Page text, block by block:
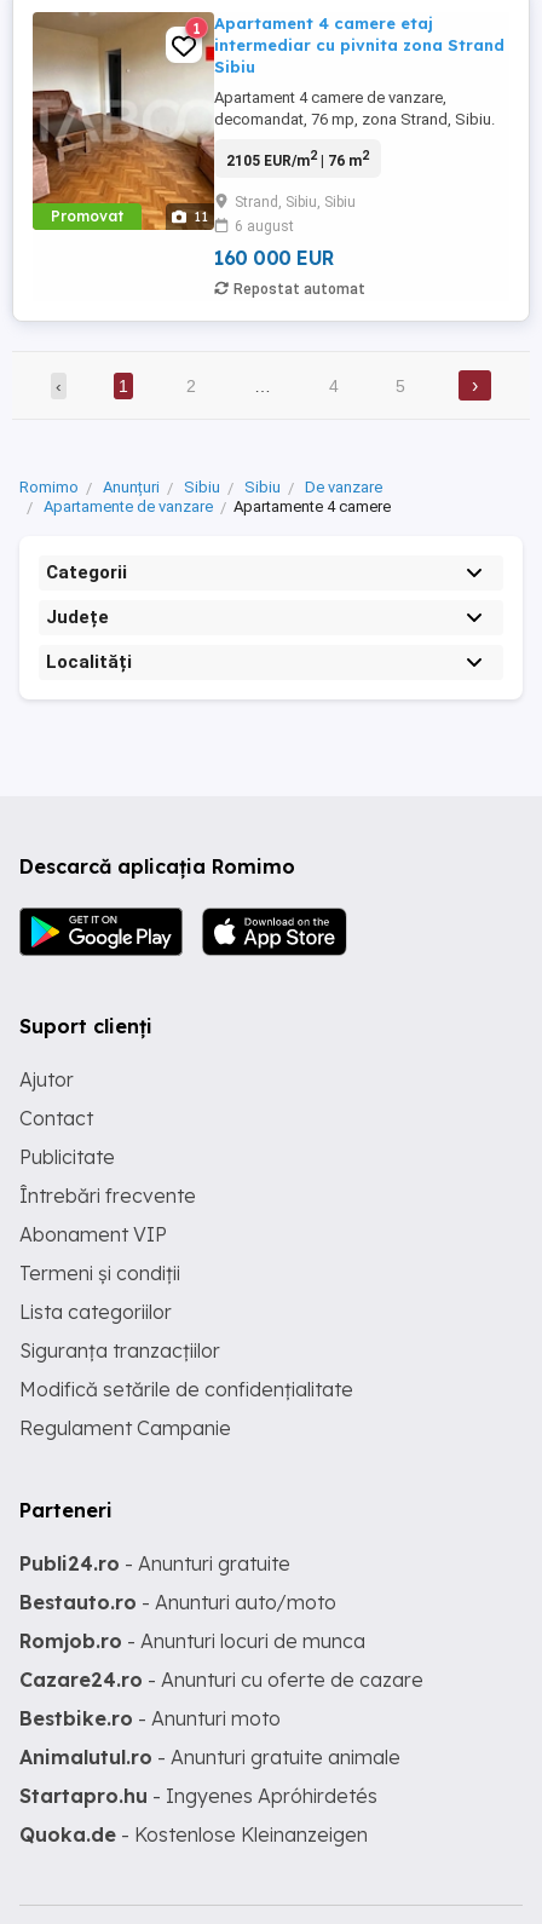
Promovat 11
1
Apartament 4 camere etaj
intermediar cu pivnita zona Strand
Sibiu
Apartament 4 camere de vanzare,
decomandat, 76 mp, zona Strand, Sibiu.
• Pivnita; • Locuri de parcare in zona; • 2
propune un apartament de vanzare ...
2105 EUR/m2| 76 m2
Strand, Sibiu, Sibiu
6 august
160 000 EUR
Repostat automat
‹ 1 2 4 5 ›
Romimo Anunțuri Sibiu Sibiu
De vanzare
Apartamente de vanzare
Apartamente 4 camere
Categorii
Județe
Localități
Descarcă aplicația Romimo
Suport clienți
Ajutor
Contact
Publicitate
Întrebări frecvente
Abonament VIP
Termeni și condiții
Lista categoriilor
Siguranța tranzacțiilor
Modifică setările de confidențialitate
Regulament Campanie
Parteneri
Publi24.ro - Anunturi gratuite
Bestauto.ro - Anunturi auto/moto
Romjob.ro - Anunturi locuri de munca
Cazare24.ro - Anunturi cu oferte de cazare
Bestbike.ro - Anunturi moto
Animalutul.ro - Anunturi gratuite animale
Startapro.hu - Ingyenes Apróhirdetés
Quoka.de - Kostenlose Kleinanzeigen